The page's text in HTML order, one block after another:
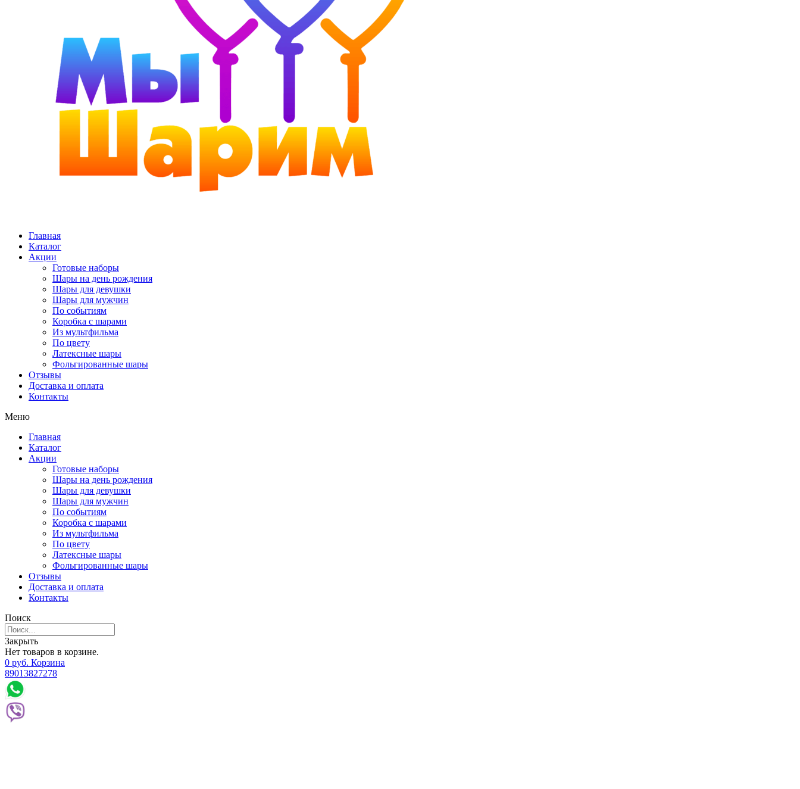
Главная
Каталог
Акции
Готовые наборы
Шары на день рождения
Шары для девушки
Шары для мужчин
По событиям
Коробка с шарами
Из мультфильма
По цвету
Латексные шары
Фольгированные шары
Отзывы
Доставка и оплата
Контакты
Меню
Главная
Каталог
Акции
Готовые наборы
Шары на день рождения
Шары для девушки
Шары для мужчин
По событиям
Коробка с шарами
Из мультфильма
По цвету
Латексные шары
Фольгированные шары
Отзывы
Доставка и оплата
Контакты
Поиск
Закрыть
Нет товаров в корзине.
0 руб. Корзина
89013827278